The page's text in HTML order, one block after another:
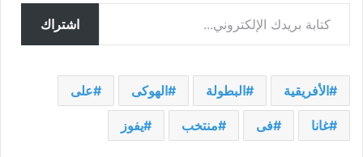
اشتراك
الأفريقية البطولة الهوكى على
غانا فى منتخب يفوز